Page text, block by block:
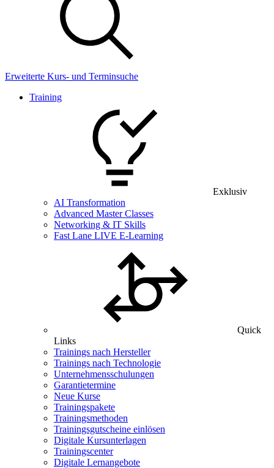
Erweiterte Kurs- und Terminsuche
Training
Exklusiv
AI Transformation
Advanced Master Classes
Networking & IT Skills
Fast Lane LIVE E-Learning
Quick
Links
Trainings nach Hersteller
Trainings nach Technologie
Unternehmensschulungen
Garantietermine
Neue Kurse
Trainingspakete
Trainingsmethoden
Trainingsgutscheine einlösen
Digitale Kursunterlagen
Trainingscenter
Digitale Lernangebote